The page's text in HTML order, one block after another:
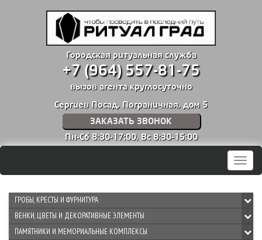
Городская ритуальная служба
+7 (964) 557-81-75
вызов агента круглосуточно
Сергиев Посад, Пограничная, дом 5
ЗАКАЗАТЬ ЗВОНОК
Пн-Сб 8:30-17:00, Вс 8:30-15:00
Меню
ГРОБЫ, КРЕСТЫ И ФУРНИТУРА
ВЕНКИ, ЦВЕТЫ И ДЕКОРАТИВНЫЕ ЭЛЕМЕНТЫ
ПАМЯТНИКИ И МЕМОРИАЛЬНЫЕ КОМПЛЕКСЫ